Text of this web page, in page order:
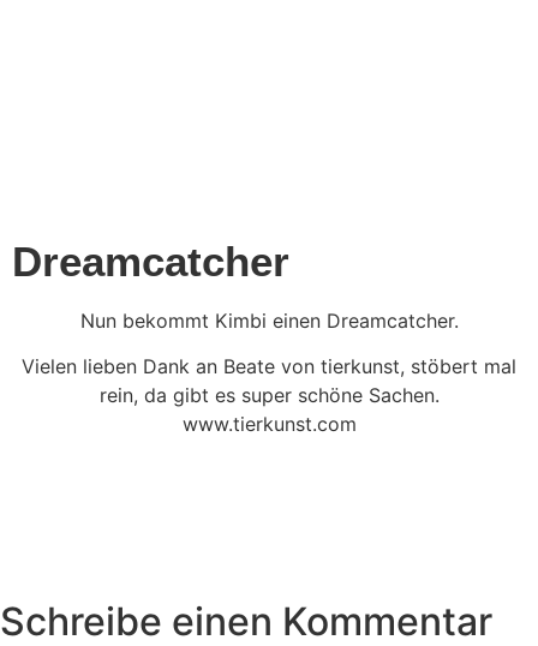
Dreamcatcher
Nun bekommt Kimbi einen Dreamcatcher.
Vielen lieben Dank an Beate von tierkunst, stöbert mal
rein, da gibt es super schöne Sachen.
www.tierkunst.com
Schreibe einen Kommentar